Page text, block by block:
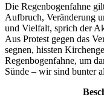
Die Regenbogenfahne
Aufbruch, Veränderung
und Vielfalt, sprich der
Aus Protest gegen das
segnen, hissten
Regenbogenfahne, um
Sünde – wir sind bunter